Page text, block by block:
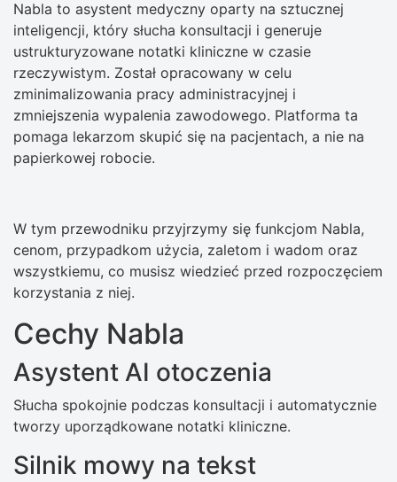
Nabla to asystent medyczny oparty na sztucznej
inteligencji, który słucha konsultacji i generuje
ustrukturyzowane notatki kliniczne w czasie
rzeczywistym. Został opracowany w celu
zminimalizowania pracy administracyjnej i
zmniejszenia wypalenia zawodowego. Platforma ta
pomaga lekarzom skupić się na pacjentach, a nie na
papierkowej robocie.
W tym przewodniku przyjrzymy się funkcjom Nabla,
cenom, przypadkom użycia, zaletom i wadom oraz
wszystkiemu, co musisz wiedzieć przed rozpoczęciem
korzystania z niej.
Cechy Nabla
Asystent AI otoczenia
Słucha spokojnie podczas konsultacji i automatycznie
tworzy uporządkowane notatki kliniczne.
Silnik mowy na tekst